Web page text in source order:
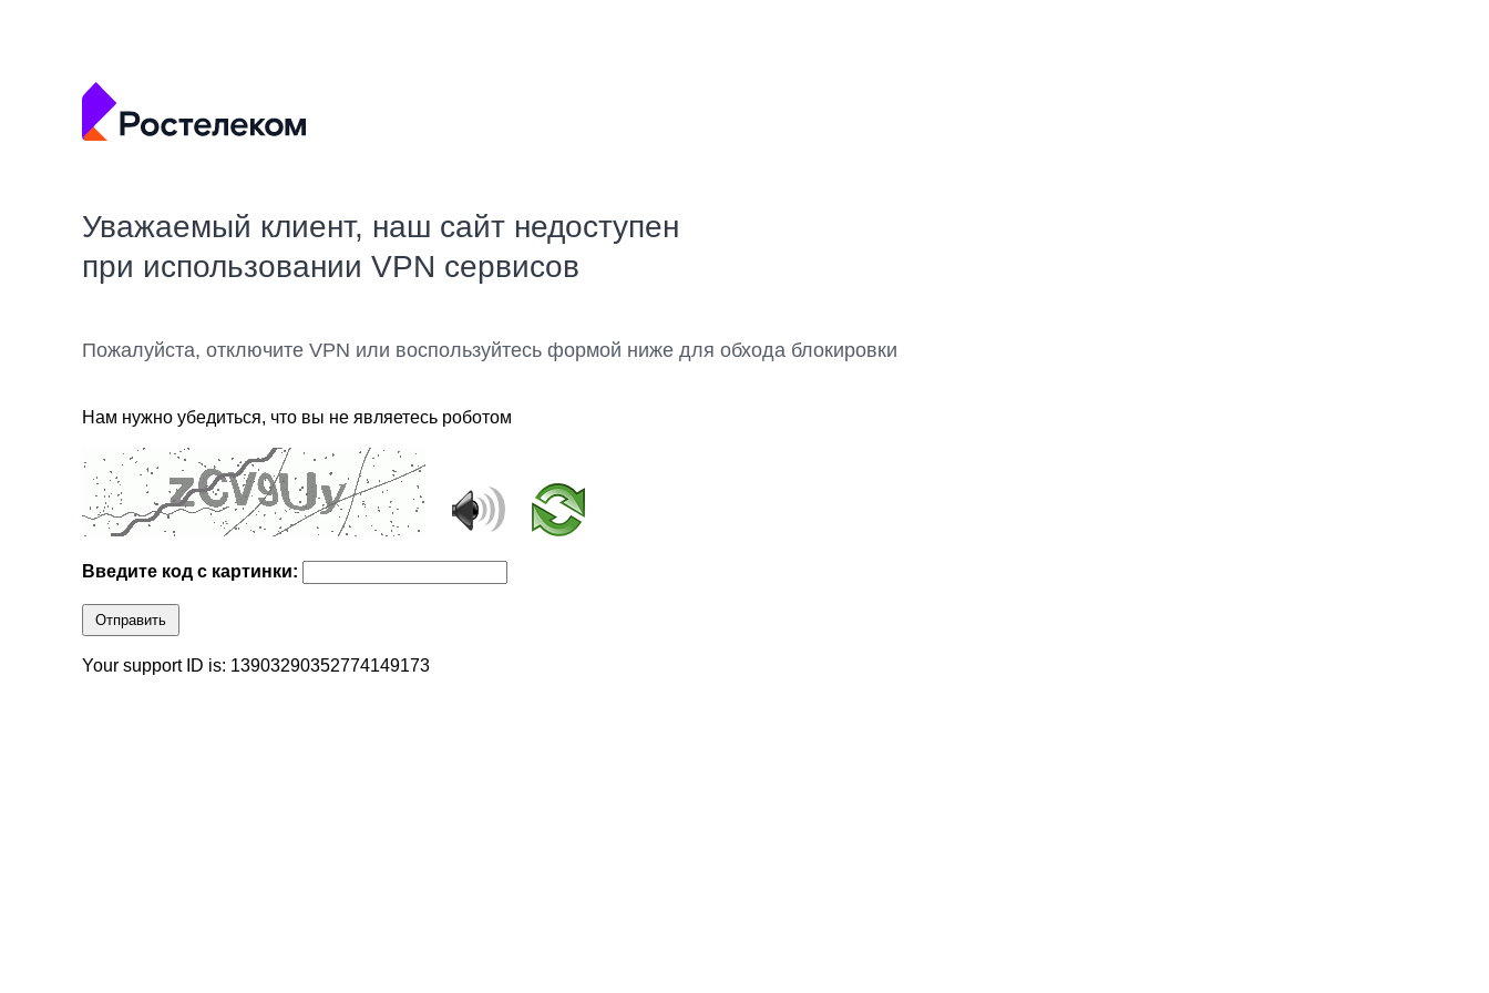
Уважаемый клиент, наш сайт недоступен
при использовании VPN сервисов
Пожалуйста, отключите VPN или воспользуйтесь формой ниже для обхода блокировки
Нам нужно убедиться, что вы не являетесь роботом
Введите код с картинки:
Отправить
Your support ID is: 13903290352774149173